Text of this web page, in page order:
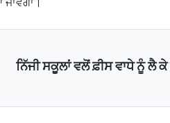
ਨਿੱਜੀ ਸਕੂਲਾਂ ਵਲੋਂ ਫ਼ੀਸ ਵਾਧੇ ਨੂੰ ਲੈ